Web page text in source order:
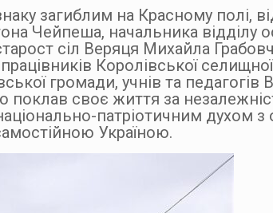
загиблим на Красному полі,
Чейпеша, начальника відділу
сіл Веряця Михайла
Королівської
громади, учнів та педагогів
поклав своє життя за
патріотичним духом
Україною.